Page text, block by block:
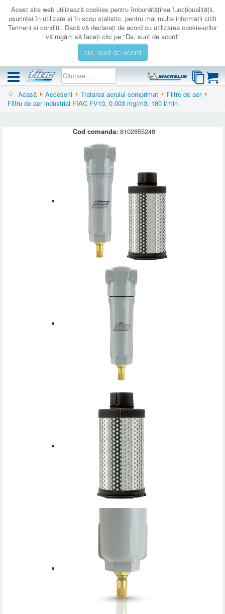
Acest site web utilizează cookies pentru îmbunătăţirea funcţionalităţii,
uşurinţei în utilizare şi în scop statistic, pentru mai multe informatii cititi
Termeni si conditii. Dacă vă declaraţi de acord cu utilizarea cookie-urilor
vă rugăm să faceţi clic pe "Da, sunt de acord"
Da, sunt de acord
COMPRESOARE
Acasă Accesorii Tratarea aerului comprimat
Filtre de aer
Filtru de aer industrial FIAC FV10, 0.003 mg/m3, 180 l/min
Cod comanda: 8102855248